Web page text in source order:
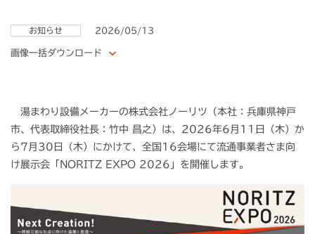
お知らせ 2026/05/13
画像一括ダウンロード
湯まわり設備メーカーの株式会社ノーリツ（本社：兵庫県神戸
市、代表取締役社長：竹中 昌之）は、 2026年6 月 11
日（木）か
ら 7 月 30 日（木）にかけて、全国 16会場にて流通事業者さま向
け展示会「 NORITZ EXPO 2026 」を開催します。